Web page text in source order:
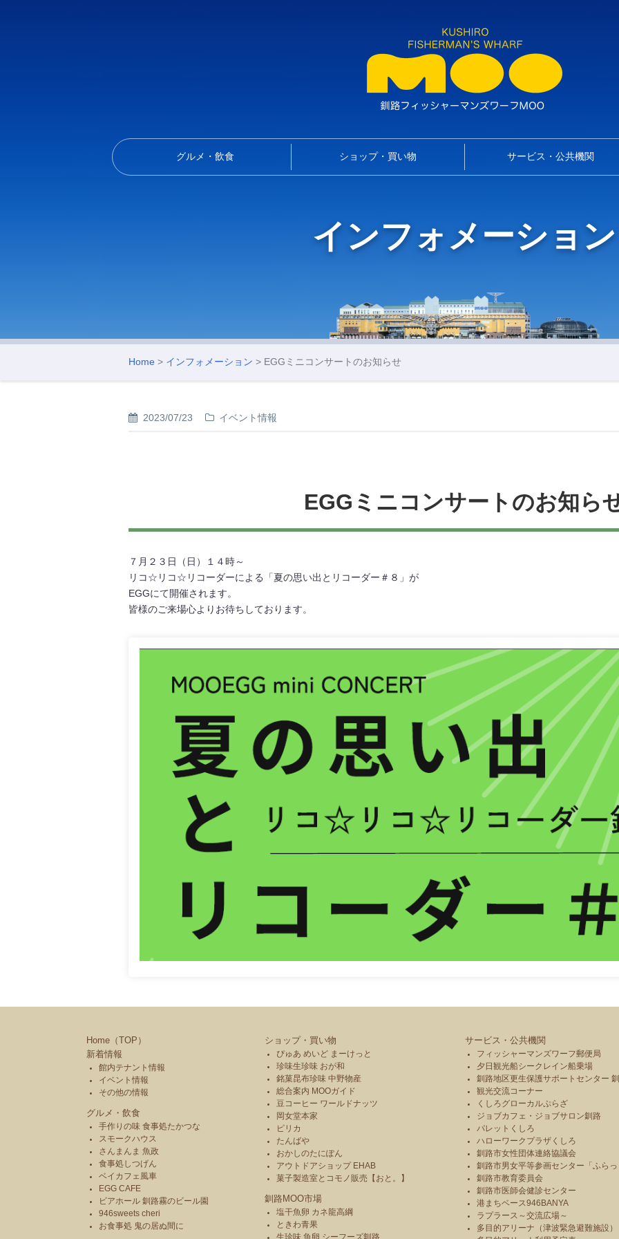
グルメ・飲食 ショップ・買い物 サービス・公共機関
インフォメーション
Home > インフォメーション > EGGミニコンサートのお知らせ
2023/07/23 イベント情報
EGGミニコンサートのお知ら
７月２３日（日）１４時～
リコ☆リコ☆リコーダーによる「夏の思い出とリコーダー＃８」が
EGGにて開催されます。
皆様のご来場心よりお待ちしております。
Home（TOP）
新着情報
館内テナント情報
イベント情報
その他の情報
グルメ・飲食
手作りの味 食事処たかつな
スモークハウス
さんまんま 魚政
食事処しつげん
ベイカフェ風車
EGG CAFE
ビアホール 釧路霧のビール園
946sweets cheri
お食事処 鬼の居ぬ間に
ショップ・買い物
ぴゅあ めいど まーけっと
珍味生珍味 おが和
銘菓昆布珍味 中野物産
総合案内 MOOガイド
豆コーヒー ワールドナッツ
岡女堂本家
ピリカ
たんばや
おかしのたにぽん
アウトドアショップ EHAB
菓子製造室とコモノ販売【おと。】
釧路MOO市場
塩干魚卵 カネ龍高綱
ときわ青果
生珍味 魚卵 シーフーズ釧路
サービス・公共機関
フィッシャーマンズワーフ郵便局
夕日観光船シークレイン船乗場
釧路地区更生保護サポートセンター
観光交流コーナー
くしろグローカルぷらざ
ジョブカフェ・ジョブサロン釧路
パレットくしろ
ハローワークプラザくしろ
釧路市女性団体連絡協議会
釧路市男女平等参画センター「ふら
釧路市教育委員会
釧路市医師会健診センター
港まちベース946BANYA
ラプラース～交流広場～
多目的アリーナ（津波緊急避難施設）